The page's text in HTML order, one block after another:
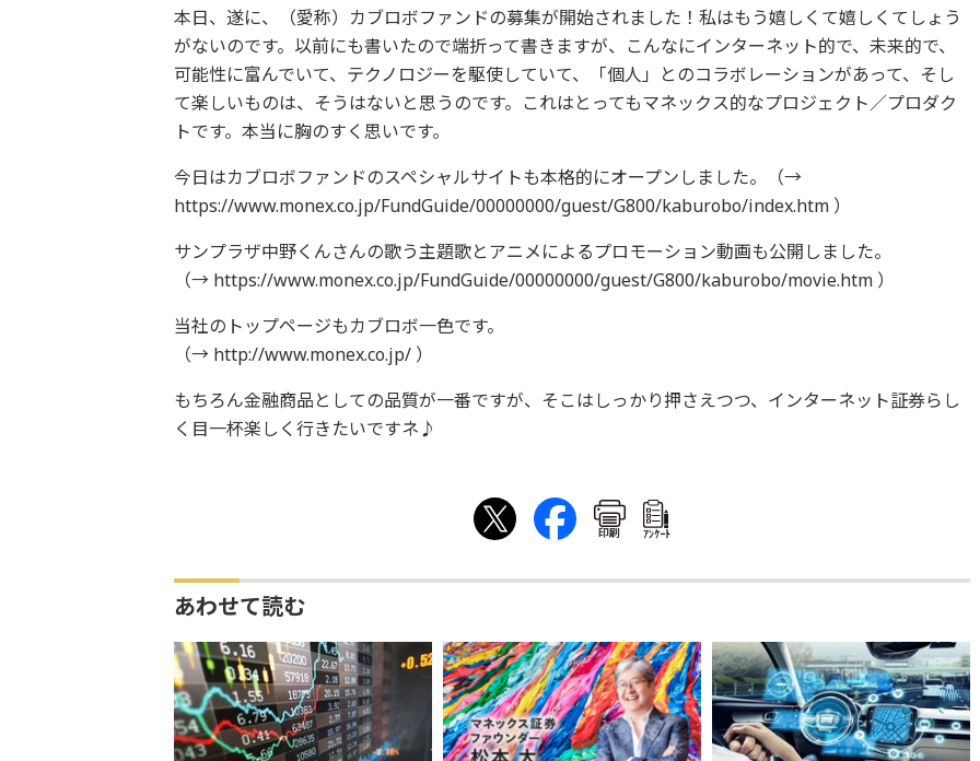
本日、遂に、（愛称）カブロボファンドの募集が開始されました！私はもう嬉しくて嬉しくてしょう
がないのです。以前にも書いたので端折って書きますが、こんなにインターネット的で、未来的で、
可能性に富んでいて、テクノロジーを駆使していて、「個人」とのコラボレーションがあって、そし
て楽しいものは、そうはないと思うのです。これはとってもマネックス的なプロジェクト／プロダク
トです。本当に胸のすく思いです。
今日はカブロボファンドのスペシャルサイトも本格的にオープンしました。（→
https://www.monex.co.jp/FundGuide/00000000/guest/G800/kaburobo/index.htm ）
サンプラザ中野くんさんの歌う主題歌とアニメによるプロモーション動画も公開しました。
（→ https://www.monex.co.jp/FundGuide/00000000/guest/G800/kaburobo/movie.htm ）
当社のトップページもカブロボ一色です。
（→ http://www.monex.co.jp/ ）
もちろん金融商品としての品質が一番ですが、そこはしっかり押さえつつ、インターネット証券らし
く目一杯楽しく行きたいですネ♪
印刷 ｱﾝｹｰﾄ
あわせて読む